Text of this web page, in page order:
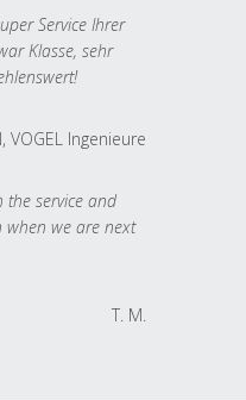
Service Ihrer
Klasse, sehr
VOGEL Ingenieure
the service and
we are next
T. M.